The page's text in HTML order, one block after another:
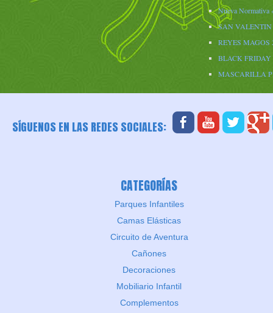
Nueva Normativa
SAN VALENTIN
REYES MAGOS
BLACK FRIDAY
MASCARILLA
SÍGUENOS EN LAS REDES SOCIALES:
CATEGORÍAS
Parques Infantiles
Camas Elásticas
Circuito de Aventura
Cañones
Decoraciones
Mobiliario Infantil
Complementos